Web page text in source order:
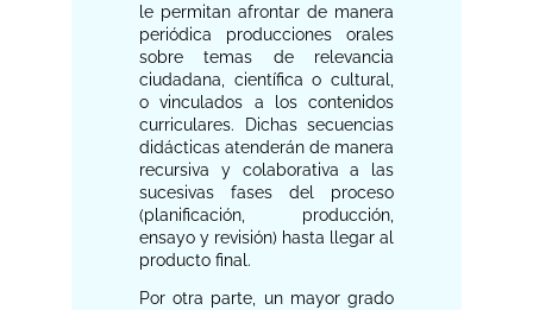
le permitan afrontar de manera
periódica producciones orales
sobre temas de relevancia
ciudadana, científica o cultural,
o vinculados a los contenidos
curriculares. Dichas secuencias
didácticas atenderán de manera
recursiva y colaborativa a las
sucesivas fases del proceso
(planificación, producción,
ensayo y revisión) hasta llegar al
producto final.
Por otra parte, un mayor grado